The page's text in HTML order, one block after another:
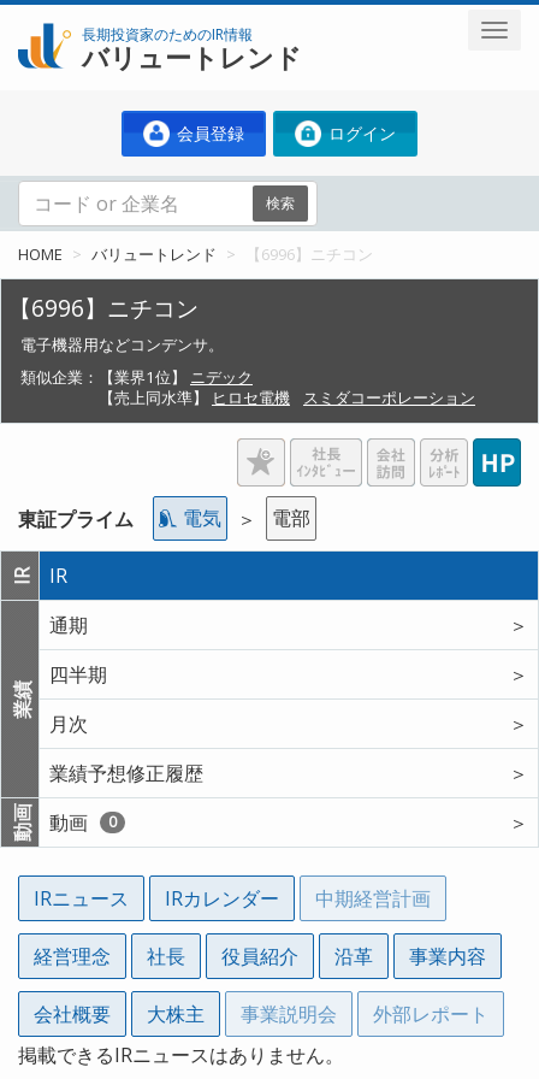
長期投資家のためのIR情報
バリュートレンド
会員登録 ログイン
検索
HOME バリュートレンド 【6996】ニチコン
【6996】ニチコン
電子機器用などコンデンサ。
類似企業：
【業界1位】
ニデック
【売上同水準】
ヒロセ電機 スミダコーポレーション
東証プライム 電気 ＞ 電部
IR IR
業績
通期
＞
四半期
＞
月次
＞
業績予想修正履歴
＞
動画 動画 0 ＞
IRニュース IRカレンダー 中期経営計画
経営理念 社長 役員紹介 沿革 事業内容
会社概要 大株主 事業説明会
外部レポート
掲載できるIRニュースはありません。